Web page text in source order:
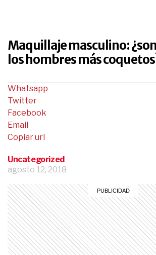
Maquillaje masculino:
los hombres más
Uncategorized
agosto 12, 2018
Whatsapp
Twitter
Facebook
Email
Copiar url